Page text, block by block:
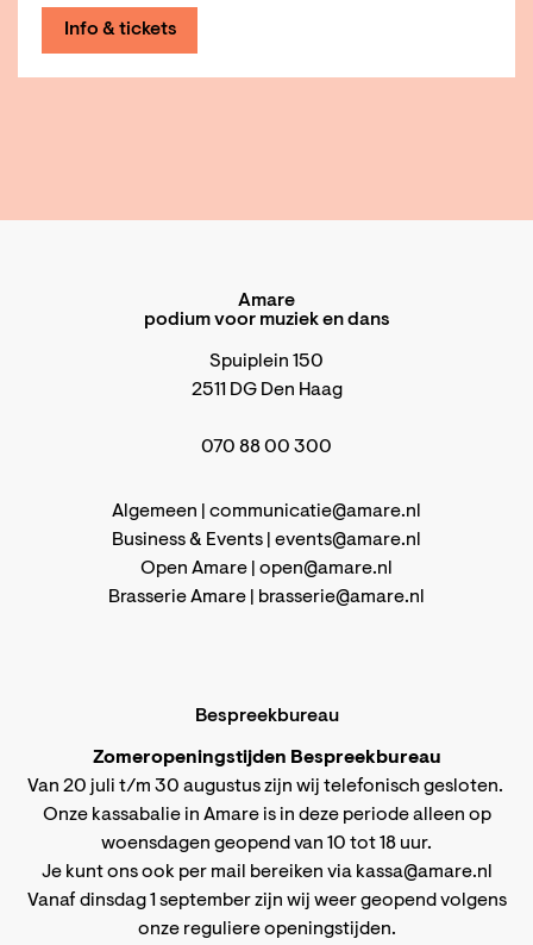
Info & tickets
Amare
podium voor muziek en dans
Spuiplein 150
2511 DG Den Haag
070 88 00 300
Algemeen | communicatie@amare.nl
Business & Events | events@amare.nl
Open Amare | open@amare.nl
Brasserie Amare | brasserie@amare.nl
Bespreekbureau
Zomeropeningstijden Bespreekbureau
Van 20 juli t/m 30 augustus zijn wij telefonisch gesloten.
Onze kassabalie in Amare is in deze periode alleen op
woensdagen geopend van 10 tot 18 uur.
Je kunt ons ook per mail bereiken via kassa@amare.nl
Vanaf dinsdag 1 september zijn wij weer geopend volgens
onze reguliere openingstijden.